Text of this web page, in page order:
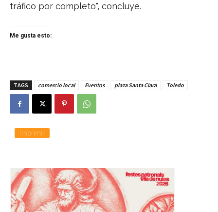
tráfico por completo", concluye.
Me gusta esto:
TAGS comercio local Eventos plaza Santa Clara Toledo
Imprimir